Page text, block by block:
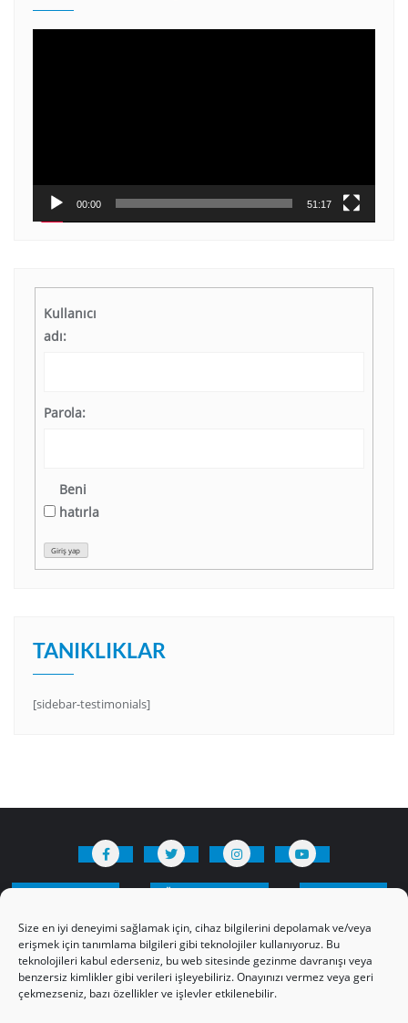
Size en iyi deneyimi sağlamak için, cihaz bilgilerini depolamak ve/veya
erişmek için tanımlama bilgileri gibi teknolojiler kullanıyoruz. Bu
teknolojileri kabul ederseniz, bu web sitesinde gezinme davranışı veya
benzersiz kimlikler gibi verileri işleyebiliriz. Onayınızı vermez veya geri
çekmezseniz, bazı özellikler ve işlevler etkilenebilir.
00:00 51:17
Kullanıcı
adı:
Parola:
Beni
hatırla
Giriş yap
TANIKLIKLAR
[sidebar-testimonials]
HAKKIMIZDA Üyelik Kuralları
Bize Yazın
Makaleler
Online Kutsal Kitap
Video Öğrencilik Dersleri
ABNSAT Türkiye – Canlı İzleyin